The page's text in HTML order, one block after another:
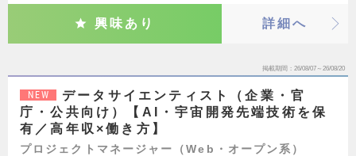
興味あり 詳細へ
掲載期間 26/08/07～26/08/20
NEW
データサイエンティスト（企業・官
庁・公共向け）【AI・宇宙開発先端技術を保
有／高年収×働き方】
プロジェクトマネージャー（Web・オープン系）